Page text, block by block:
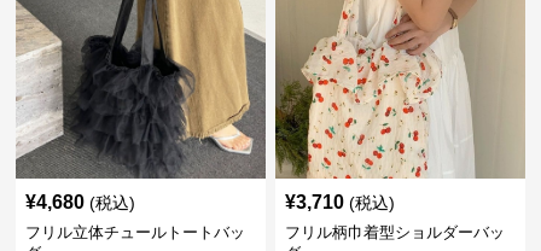
¥4,680 (税込)
フリル立体チュールトートバッ
¥3,710 (税込)
フリル柄巾着型ショルダーバッ